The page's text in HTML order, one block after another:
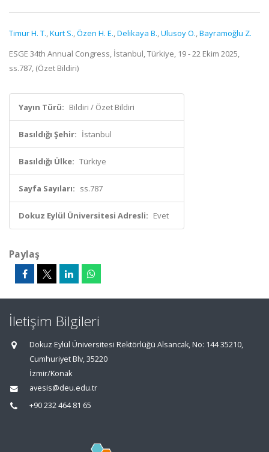
Timur H. T.,Kurt S.,Özen H. E.,Delikaya B.,Ulusoy O.,Bayramoğlu Z.
ESGE 34th Annual Congress, İstanbul, Türkiye, 19 - 22 Ekim 2025,
ss.787, (Özet Bildiri)
Yayın Türü: Bildiri / Özet Bildiri
Basıldığı Şehir: İstanbul
Basıldığı Ülke: Türkiye
Sayfa Sayıları: ss.787
Dokuz Eylül Üniversitesi Adresli: Evet
Paylaş
İletişim Bilgileri
Dokuz Eylül Üniversitesi Rektörlüğü Alsancak, No: 144 35210,
Cumhuriyet Blv, 35220
İzmir/Konak
avesis@deu.edu.tr
+90 232 464 81 65